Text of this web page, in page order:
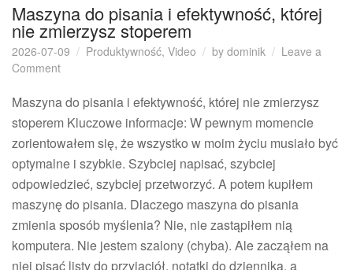
Maszyna do pisania i efektywność, której
nie zmierzysz stoperem
2026-07-09 Produktywność, Video by dominik
Leave a
Commenton
do
pisania
i
efektywność,
której
nie
zmierzysz
stoperem
Maszyna do pisania i efektywność, której nie zmierzysz
stoperem Kluczowe informacje: W pewnym momencie
zorientowałem się, że wszystko w moim życiu musiało być
optymalne i szybkie. Szybciej napisać, szybciej
odpowiedzieć, szybciej przetworzyć. A potem kupiłem
maszynę do pisania. Dlaczego maszyna do pisania
zmienia sposób myślenia? Nie, nie zastąpiłem nią
komputera. Nie jestem szalony (chyba). Ale zacząłem na
niej pisać listy do przyjaciół, notatki do dziennika, a